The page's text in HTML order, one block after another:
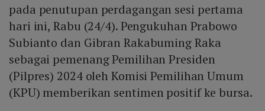
pada penutupan perdagangan sesi pertama
hari ini, Rabu (24/4). Pengukuhan Prabowo
Subianto dan Gibran Rakabuming Raka
sebagai pemenang Pemilihan Presiden
(Pilpres) 2024 oleh Komisi Pemilihan Umum
(KPU) memberikan sentimen positif ke bursa.